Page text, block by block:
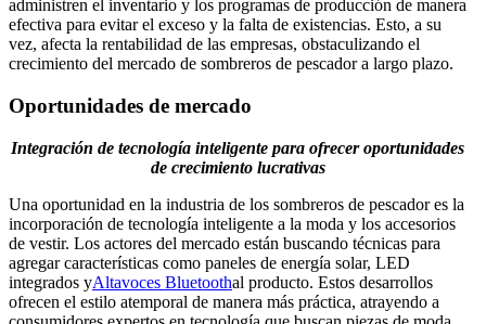
administren el inventario y los programas de producción de manera
efectiva para evitar el exceso y la falta de existencias. Esto, a su
vez, afecta la rentabilidad de las empresas, obstaculizando el
crecimiento del mercado de sombreros de pescador a largo plazo.
Oportunidades de mercado
Integración de tecnología inteligente para ofrecer oportunidades
de crecimiento lucrativas
Una oportunidad en la industria de los sombreros de pescador es la
incorporación de tecnología inteligente a la moda y los accesorios
de vestir. Los actores del mercado están buscando técnicas para
agregar características como paneles de energía solar, LED
integrados yAltavoces Bluetoothal producto. Estos desarrollos
ofrecen el estilo atemporal de manera más práctica, atrayendo a